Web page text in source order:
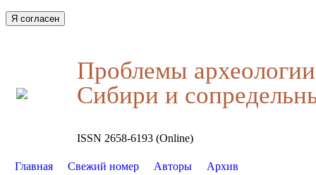
Я согласен
Проблемы
Сибири и
ISSN 2658-6193 (Online)
Главная Свежий номер Авторы Архив